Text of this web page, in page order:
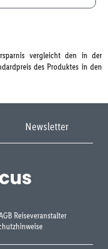
vergleicht den in der
des Produktes in den
Newsletter
Reiseveranstalter